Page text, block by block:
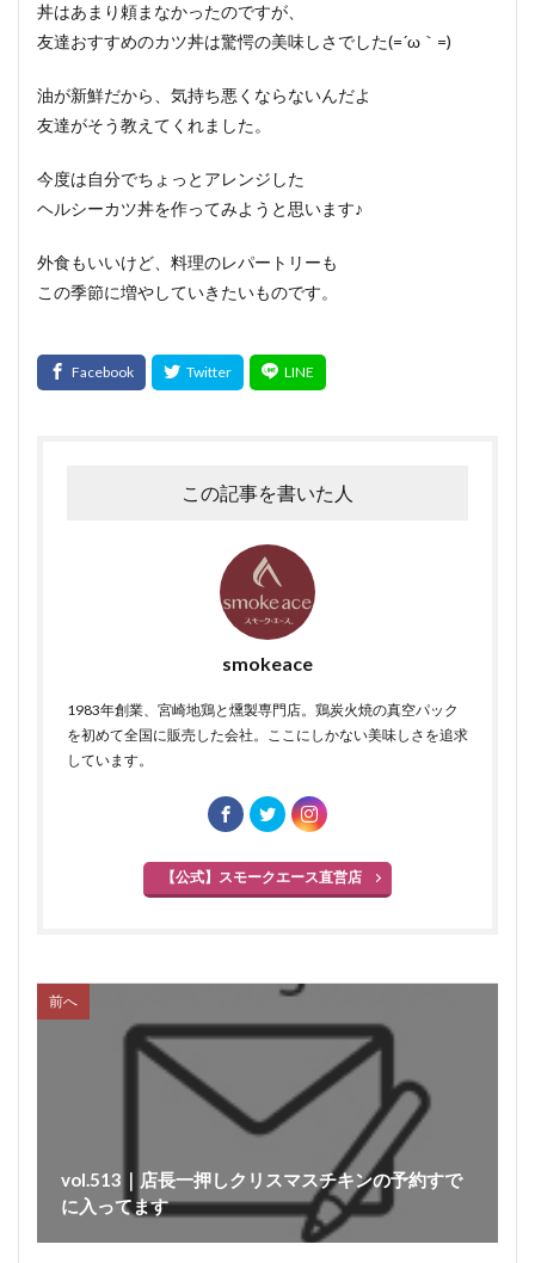
丼はあまり頼まなかったのですが、
友達おすすめのカツ丼は驚愕の美味しさでした(=´ω｀=)
油が新鮮だから、気持ち悪くならないんだよ
友達がそう教えてくれました。
今度は自分でちょっとアレンジした
ヘルシーカツ丼を作ってみようと思います♪
外食もいいけど、料理のレパートリーも
この季節に増やしていきたいものです。
この記事を書いた人
smokeace
1983年創業、宮崎地鶏と燻製専門店。鶏炭火焼の真空パック
を初めて全国に販売した会社。ここにしかない美味しさを追求
しています。
【公式】スモークエース直営店
前へ
vol.513｜店長一押しクリスマスチキンの予約すで
に入ってます